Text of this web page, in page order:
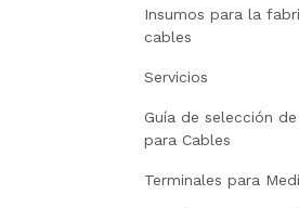
Insumos para la
cables
Servicios
Guía de selección
para Cables
Terminales para